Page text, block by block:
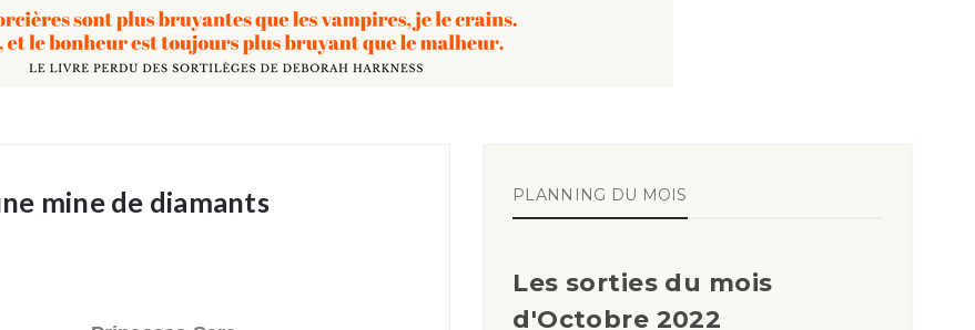
mine de diamants PLANNING DU MOIS
Les sorties du mois
d'Octobre 2022